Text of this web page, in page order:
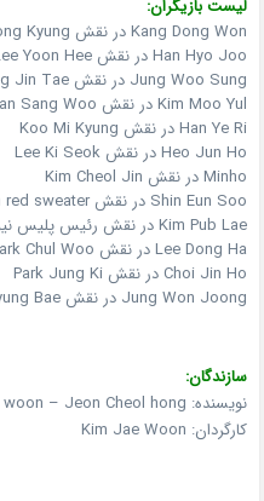
لیست بازیگران:
Kang Dong Won در نقش Im Joong Kyung
Han Hyo Joo در نقش Lee Yoon Hee
Jung Woo Sung در نقش Jang Jin Tae
Kim Moo Yul در نقش Han Sang Woo
Han Ye Ri در نقش Koo Mi Kyung
Heo Jun Ho در نقش Lee Ki Seok
Minho در نقش Kim Cheol Jin
Shin Eun Soo در نقش girl in red sweater
Kim Pub Lae در نقش رئیس پلیس نیروی ویژه
Lee Dong Ha در نقش Park Chul Woo
Choi Jin Ho در نقش Park Jung Ki
Jung Won Joong در نقش Kim Myung Bae
سازندگان:
نویسنده: Kim Jee woon – Jeon Cheol hong
کارگردان: Kim Jae Woon